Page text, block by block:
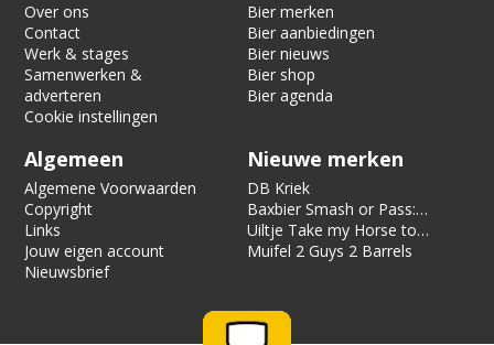
Over ons
Contact
Werk & stages
Samenwerken &
adverteren
Cookie instellingen
Bier merken
Bier aanbiedingen
Bier nieuws
Bier shop
Bier agenda
Algemeen
Algemene Voorwaarden
Copyright
Links
Jouw eigen account
Nieuwsbrief
Nieuwe merken
DB Kriek
Baxbier Smash or Pass:
Strata
Uiltje Take my Horse to
the Hotel Room
Muifel 2 Guys 2 Barrels